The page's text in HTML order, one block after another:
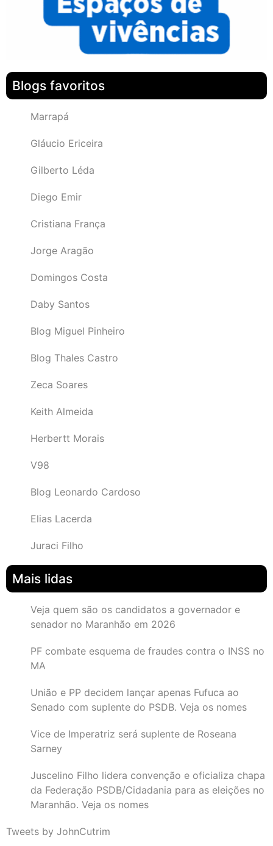
Blogs favoritos
Marrapá
Gláucio Ericeira
Gilberto Léda
Diego Emir
Cristiana França
Jorge Aragão
Domingos Costa
Daby Santos
Blog Miguel Pinheiro
Blog Thales Castro
Zeca Soares
Keith Almeida
Herbertt Morais
V98
Blog Leonardo Cardoso
Elias Lacerda
Juraci Filho
Mais lidas
Veja quem são os candidatos a governador e
senador no Maranhão em 2026
PF combate esquema de fraudes contra o INSS no
MA
União e PP decidem lançar apenas Fufuca ao
Senado com suplente do PSDB. Veja os nomes
Vice de Imperatriz será suplente de Roseana
Sarney
Juscelino Filho lidera convenção e oficializa chapa
da Federação PSDB/Cidadania para as eleições no
Maranhão. Veja os nomes
Tweets by JohnCutrim